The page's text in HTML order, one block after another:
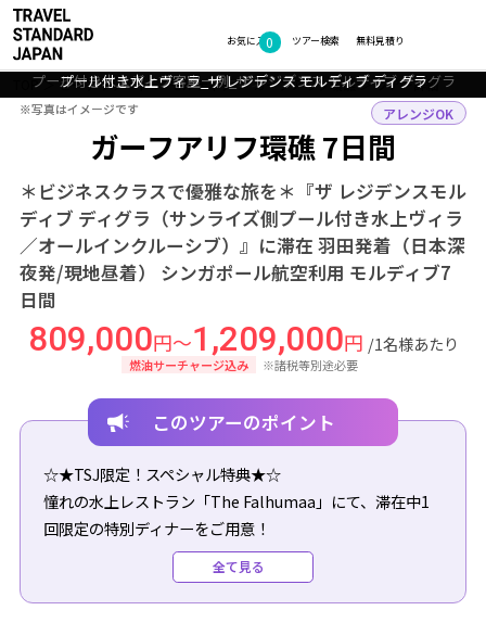
お気に入り
0 無料見積り
ツアー検索
TOP ビーチリゾート モルディブ ガーフアリフ環礁 ツアー詳細
ガーフアリフ環礁 7日間
＊ビジネスクラスで優雅な旅を＊『ザ レジデンスモル
ディブ ディグラ（サンライズ側プール付き水上ヴィラ
／オールインクルーシブ）』に滞在 羽田発着（日本深
夜発/現地昼着） シンガポール航空利用 モルディブ7
日間
アレンジOK
809,000円～1,209,000円 /1名様あたり
燃油サーチャージ込み ※諸税等別途必要
水上レストラン「The Falhumaa」_ザ レジデンス モルディブ ファルマ
ーフシ
インフィニティプール_ザ レジデンス モルディブ ディグラ
プール付き水上ヴィラ客室一例_ザ レジデンス モルディブ ディグラ
プール付き水上ヴィラ_ザ レジデンス モルディブ ディグラ
フォトギャラリー
※写真はイメージです
※写真はイメージです
このツアーのポイント
☆★TSJ限定！スペシャル特典★☆
憧れの水上レストラン「The Falhumaa」にて、滞在中1
回限定の特別ディナーをご用意！
1.前菜・メイン・デザートから選べる3コースディナー
2.お食事を特別なひとときに演出するテーブルセットアッ
全て見る